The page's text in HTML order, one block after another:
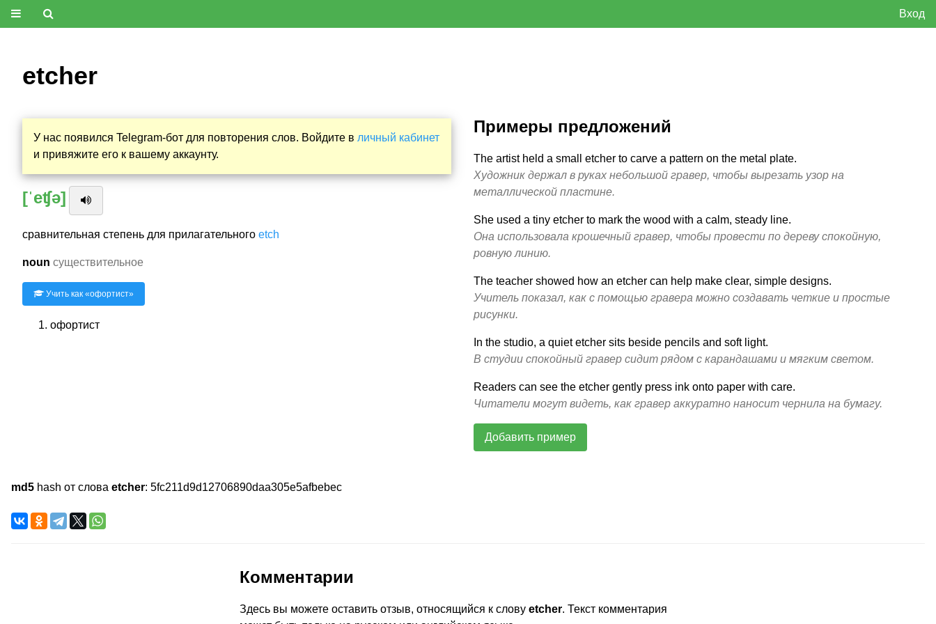
Вход
etcher
У нас появился Telegram-бот для повторения слов. Войдите в личный кабинет
и привяжите его к вашему аккаунту.
[ˈeʧə]
сравнительная степень для прилагательного etch
noun существительное
Учить как «офортист»
офортист
Примеры предложений
The artist held a small etcher to carve a pattern on the metal plate.
Художник держал в руках небольшой гравер, чтобы вырезать узор на
металлической пластине.
She used a tiny etcher to mark the wood with a calm, steady line.
Она использовала крошечный гравер, чтобы провести по дереву спокойную,
ровную линию.
The teacher showed how an etcher can help make clear, simple designs.
Учитель показал, как с помощью гравера можно создавать четкие и простые
рисунки.
In the studio, a quiet etcher sits beside pencils and soft light.
В студии спокойный гравер сидит рядом с карандашами и мягким светом.
Readers can see the etcher gently press ink onto paper with care.
Читатели могут видеть, как гравер аккуратно наносит чернила на бумагу.
Добавить пример
md5 hash от слова etcher: 5fc211d9d12706890daa305e5afbebec
Комментарии
Здесь вы можете оставить отзыв, относящийся к слову etcher. Текст комментария